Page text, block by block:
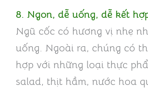
8. Ngon, dễ uống, dễ kết
Ngũ cốc có hương vị nhẹ
uống. Ngoài ra, chúng có
hợp với những loại thực
salad, thịt hầm, nước hoa